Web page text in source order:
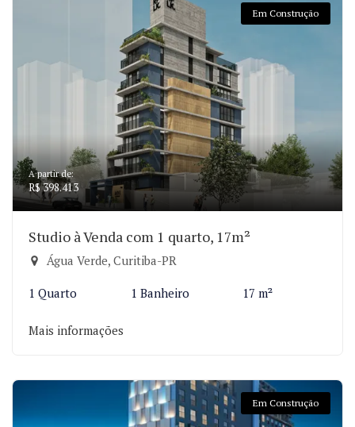
Em Construção
A partir de:
R$ 398.413
Studio à Venda com 1 quarto, 17m²
Água Verde, Curitiba-PR
1 Quarto 1 Banheiro 17 m²
Mais informações
Em Construção